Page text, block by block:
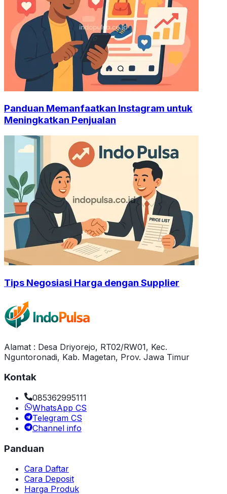
Panduan Memanfaatkan Instagram untuk
Meningkatkan Penjualan
Tips Negosiasi Harga dengan Supplier
Alamat : Desa Driyorejo, RT02/RW01, Kec.
Nguntoronadi, Kab. Magetan, Prov. Jawa Timur
Kontak
085362995111
WhatsApp CS
Telegram CS
Channel info
Panduan
Cara Daftar
Cara Deposit
Harga Produk